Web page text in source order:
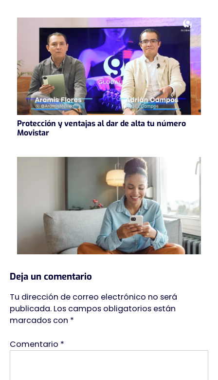
Protección y ventajas al dar de alta tu número
Movistar
Deja un comentario
Tu dirección de correo electrónico no será
publicada. Los campos obligatorios están
marcados con *
Comentario *